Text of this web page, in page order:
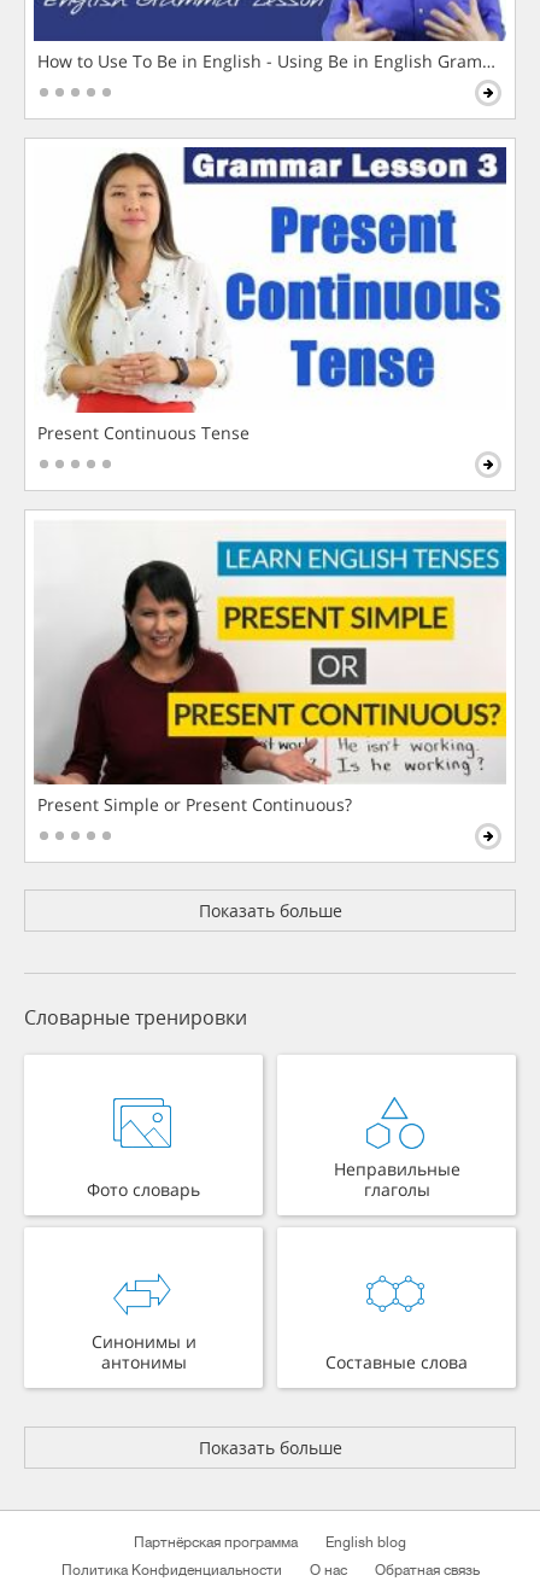
How to Use To Be in English - Using Be in English Grammar
Present Continuous Tense
Present Simple or Present Continuous?
Показать больше
Словарные тренировки
Фото словарь
Неправильные
глаголы
Синонимы и
антонимы
Составные слова
Показать больше
Партнёрская программа
English blog
Политика Конфиденциальности
О нас
Обратная связь